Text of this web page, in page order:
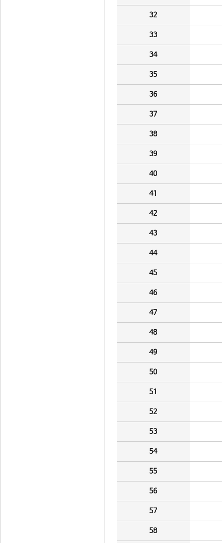
32
33
34
35
36
37
38
39
40
41
42
43
44
45
46
47
48
49
50
51
52
53
54
55
56
57
58